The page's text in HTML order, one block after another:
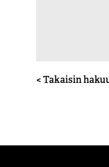
< Takaisin